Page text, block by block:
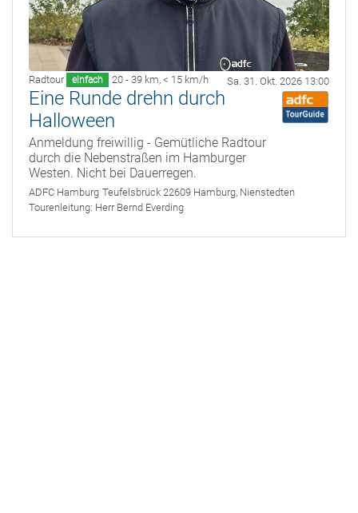
Radtour einfach 20 - 39 km, < 15 km/h Sa. 31. Okt. 2026 13:00
Eine Runde drehn durch
Halloween
Anmeldung freiwillig - Gemütliche Radtour
durch die Nebenstraßen im Hamburger
Westen. Nicht bei Dauerregen.
ADFC Hamburg Teufelsbrück 22609 Hamburg, Nienstedten
Tourenleitung: Herr Bernd Everding